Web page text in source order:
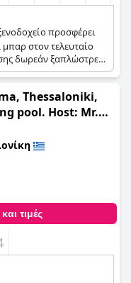
προσφέρει
μπαρ στον τελευταίο
δωρεάν ξαπλώστρες
Thessaloniki,
pool. Host: Mr.
τιμές